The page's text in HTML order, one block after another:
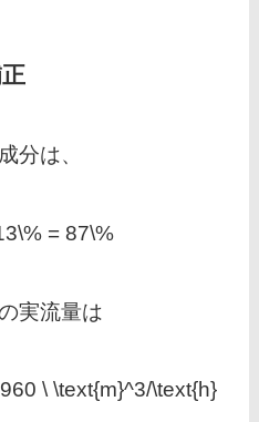
分は、
= 87\%
実流量は
\ \text{m}^3/\text{h}